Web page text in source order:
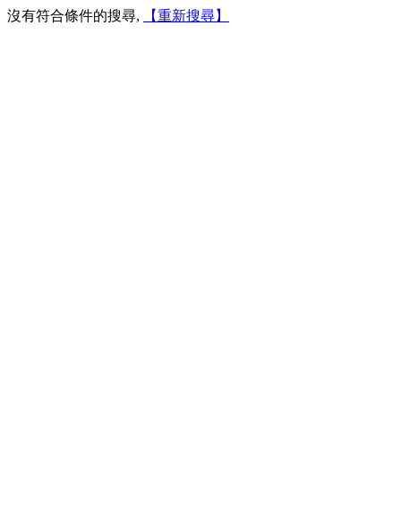
沒有符合條件的搜尋, 【重新搜尋】